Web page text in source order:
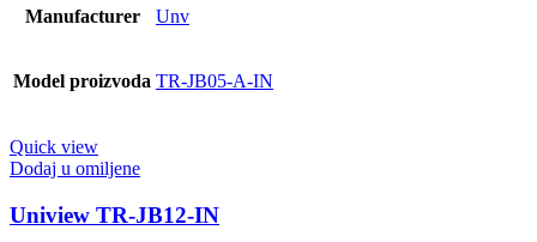
Manufacturer Unv
Model proizvoda TR-JB05-A-IN
Quick view
Dodaj u omiljene
Uniview TR-JB12-IN